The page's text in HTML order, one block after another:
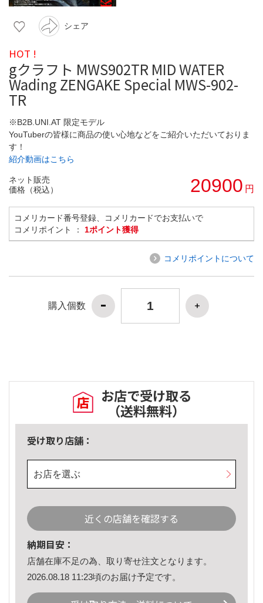
シェア
HOT !
gクラフト MWS902TR MID WATER
Wading ZENGAKE Special MWS-902-
TR
※B2B.UNI.AT 限定モデル
YouTuberの皆様に商品の使い心地などをご紹介いただいておりま
す！
紹介動画はこちら
ネット販売
価格（税込）
20900 円
コメリカード番号登録、コメリカードでお支払いで
コメリポイント ： 1ポイント獲得
コメリポイントについて
購入個数
お店で受け取る
（送料無料）
受け取り店舗：
お店を選ぶ
近くの店舗を確認する
納期目安：
店舗在庫不足の為、取り寄せ注文となります。
2026.08.18 11:23頃のお届け予定です。